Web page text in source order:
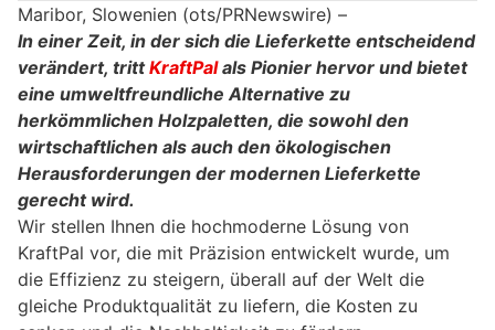
Maribor, Slowenien (ots/PRNewswire) –
In einer Zeit, in der sich die Lieferkette entscheidend
verändert, trittKraftPalals Pionier hervor und bietet
eine umweltfreundliche Alternative zu
herkömmlichen Holzpaletten, die sowohl den
wirtschaftlichen als auch den ökologischen
Herausforderungen der modernen Lieferkette
gerecht wird.
Wir stellen Ihnen die hochmoderne Lösung von
KraftPal vor, die mit Präzision entwickelt wurde, um
die Effizienz zu steigern, überall auf der Welt die
gleiche Produktqualität zu liefern, die Kosten zu